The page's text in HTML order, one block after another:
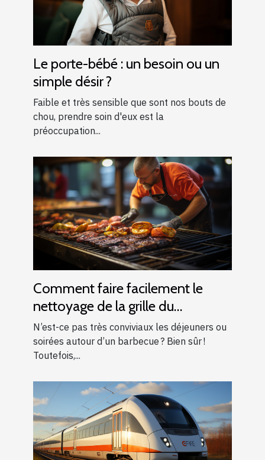
Le porte-bébé : un besoin ou un
simple désir ?
Faible et très sensible que sont nos bouts de
chou, prendre soin d'eux est la
préoccupation...
Comment faire facilement le
nettoyage de la grille du
barbecue ?
N’est-ce pas très conviviaux les déjeuners ou
soirées autour d’un barbecue ? Bien sûr !
Toutefois,...